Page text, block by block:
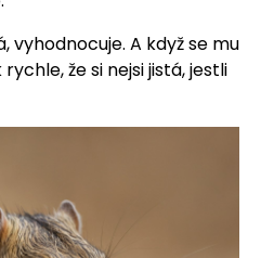
vyhodnocuje. A když se mu
že si nejsi jistá, jestli